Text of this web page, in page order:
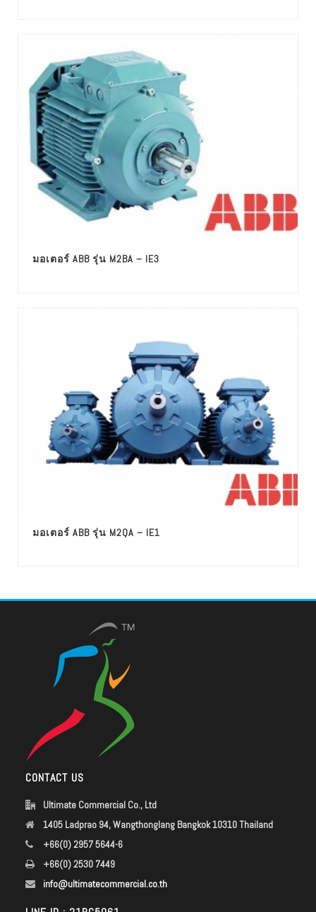
มอเตอร์ ABB รุ่น M2BA – IE3
มอเตอร์ ABB รุ่น M2QA – IE1
CONTACT US
Ultimate Commercial Co., Ltd
1405 Ladprao 94, Wangthonglang Bangkok 10310 Thailand
+66(0) 2957 5644-6
+66(0) 2530 7449
info@ultimatecommercial.co.th